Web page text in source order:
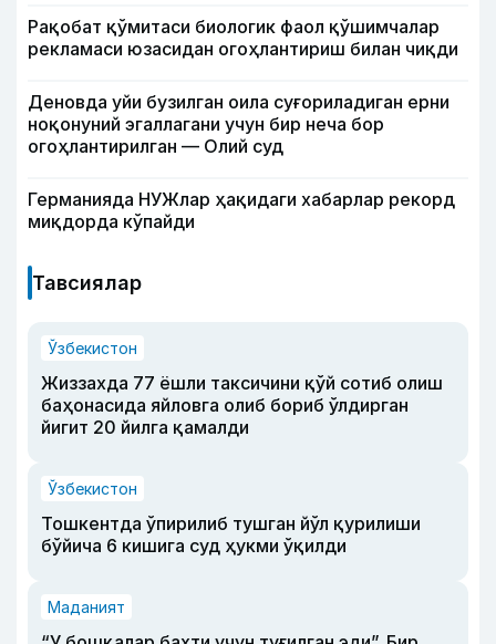
Рақобат қўмитаси биологик фаол қўшимчалар
рекламаси юзасидан огоҳлантириш билан чиқди
Деновда уйи бузилган оила суғориладиган ерни
ноқонуний эгаллагани учун бир неча бор
огоҳлантирилган — Олий суд
Германияда НУЖлар ҳақидаги хабарлар рекорд
миқдорда кўпайди
Тавсиялар
Ўзбекистон
Жиззахда 77 ёшли таксичини қўй сотиб олиш
баҳонасида яйловга олиб бориб ўлдирган
йигит 20 йилга қамалди
Ўзбекистон
Тошкентда ўпирилиб тушган йўл қурилиши
бўйича 6 кишига суд ҳукми ўқилди
Маданият